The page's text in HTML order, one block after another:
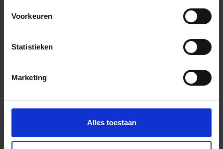
Voorkeuren
Statistieken
Marketing
Alles toestaan